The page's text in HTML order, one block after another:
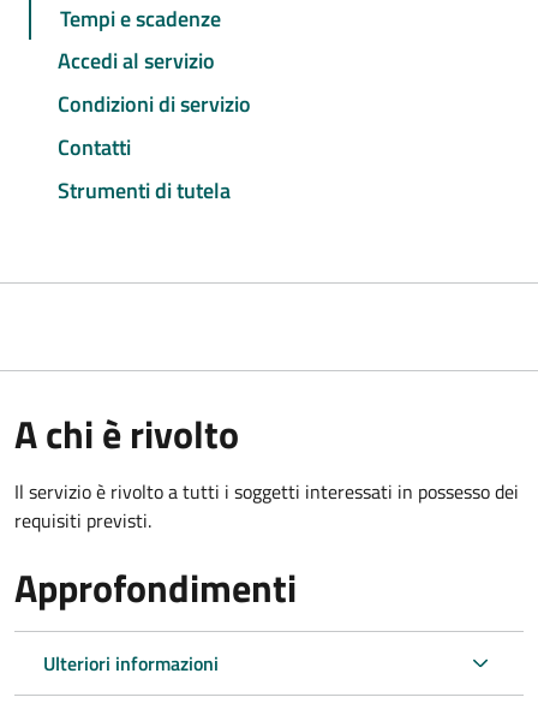
Tempi e scadenze
Accedi al servizio
Condizioni di servizio
Contatti
Strumenti di tutela
A chi è rivolto
Il servizio è rivolto a tutti i soggetti interessati in possesso dei
requisiti previsti.
Approfondimenti
Ulteriori informazioni